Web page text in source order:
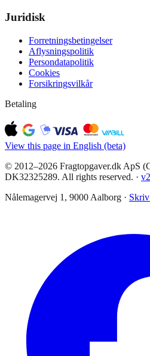
Juridisk
Forretningsbetingelser
Aflysningspolitik
Persondatapolitik
Cookies
Forsikringsvilkår
Betaling
View this page in English (beta)
© 2012–2026 Fragtopgaver.dk ApS
DK32325289. All rights reserved. · v
Nålemagervej 1, 9000 Aalborg ·